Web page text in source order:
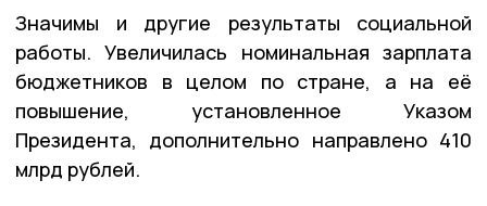
Значимы и другие результаты социальной
работы. Увеличилась номинальная зарплата
бюджетников в целом по стране, а на её
повышение, установленное Указом
Президента, дополнительно направлено 410
млрд рублей.